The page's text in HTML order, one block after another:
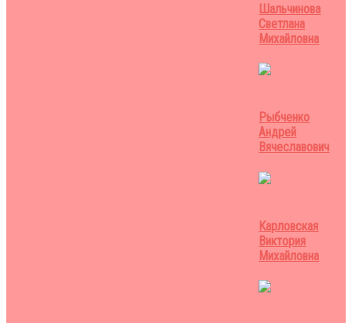
Шальчинова
Светлана
Михайловна
Рыбченко
Андрей
Вячеславович
Карловская
Виктория
Михайловна